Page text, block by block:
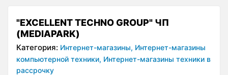
"EXCELLENT TECHNO GROUP" ЧП
(MEDIAPARK)
Категория: Интернет-магазины, Интернет-магазины
компьютерной техники, Интернет-магазины техники в
рассрочку